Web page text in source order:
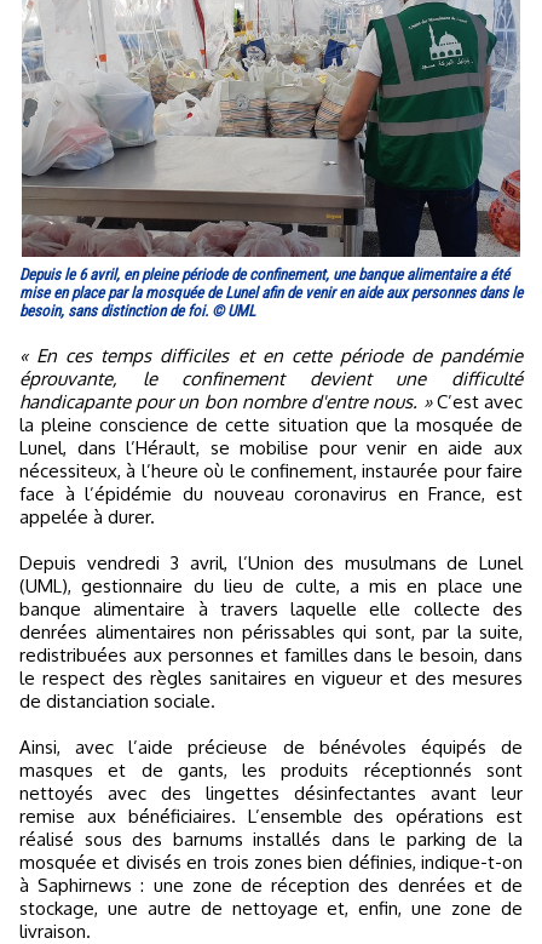
Depuis le 6 avril, en pleine période de confinement, une banque alimentaire a été
mise en place par la mosquée de Lunel afin de venir en aide aux personnes dans le
besoin, sans distinction de foi. © UML
« En ces temps difficiles et en cette période de pandémie
éprouvante, le confinement devient une difficulté
handicapante pour un bon nombre d'entre nous. »C’est avec
la pleine conscience de cette situation que la mosquée de
Lunel, dans l’Hérault, se mobilise pour venir en aide aux
nécessiteux, à l’heure où le confinement, instaurée pour faire
face à l’épidémie du nouveau coronavirus en France, est
appelée à durer.
Depuis vendredi 3 avril, l’Union des musulmans de Lunel
(UML), gestionnaire du lieu de culte, a mis en place une
banque alimentaire à travers laquelle elle collecte des
denrées alimentaires non périssables qui sont, par la suite,
redistribuées aux personnes et familles dans le besoin, dans
le respect des règles sanitaires en vigueur et des mesures
de distanciation sociale.
Ainsi, avec l’aide précieuse de bénévoles équipés de
masques et de gants, les produits réceptionnés sont
nettoyés avec des lingettes désinfectantes avant leur
remise aux bénéficiaires. L’ensemble des opérations est
réalisé sous des barnums installés dans le parking de la
mosquée et divisés en trois zones bien définies, indique-t-on
à Saphirnews : une zone de réception des denrées et de
stockage, une autre de nettoyage et, enfin, une zone de
livraison.